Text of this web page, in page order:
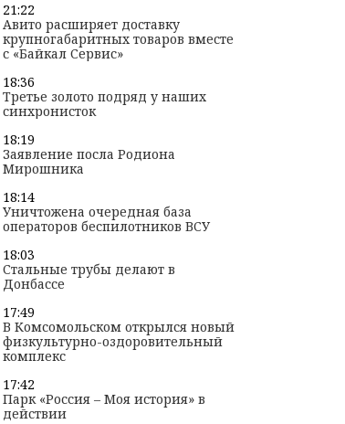
21:22
Авито расширяет доставку
крупногабаритных товаров вместе
с «Байкал Сервис»
18:36
Третье золото подряд у наших
синхронисток
18:19
Заявление посла Родиона
Мирошника
18:14
Уничтожена очередная база
операторов беспилотников ВСУ
18:03
Стальные трубы делают в
Донбассе
17:49
В Комсомольском открылся новый
физкультурно-оздоровительный
комплекс
17:42
Парк «Россия – Моя история» в
действии